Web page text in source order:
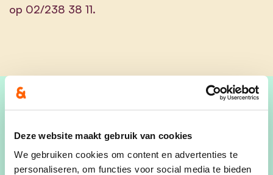
Deze website maakt gebruik van cookies
We gebruiken cookies om content en advertenties te
personaliseren, om functies voor social media te bieden
op 02/238 38 11.
Voornaam